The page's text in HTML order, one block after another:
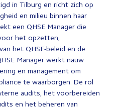
in Tilburg en richt zich op
en milieu binnen haar
een QHSE Manager die
het opzetten,
het QHSE-beleid en de
Manager werkt nauw
en management om
te waarborgen. De rol
audits, het voorbereiden
en het beheren van